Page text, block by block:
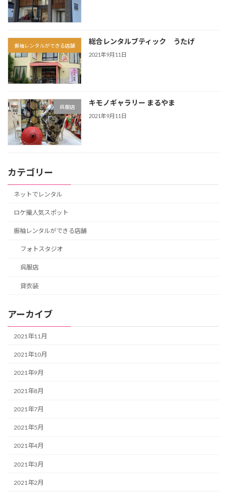
振袖レンタルができる店舗
総合レンタルブティック うたげ
2021年9月11日
呉服店
キモノギャラリー まるやま
2021年9月11日
カテゴリー
ネットでレンタル
ロケ撮人気スポット
振袖レンタルができる店舗
フォトスタジオ
呉服店
貸衣装
アーカイブ
2021年11月
2021年10月
2021年9月
2021年8月
2021年7月
2021年5月
2021年4月
2021年3月
2021年2月